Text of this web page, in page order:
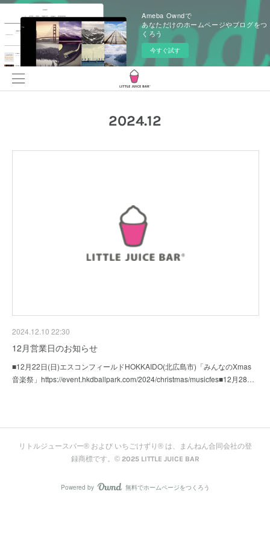
Ameba Owndで
あなただけのホームページやブログをつ
くろう
今すぐ試す
2024.12
2024.12.10 22:30
12月営業日のお知らせ
■12月22日(日)エスコンフィールドHOKKAIDO(北広島市)「みんなのXmas
音楽祭」https://event.hkdballpark.com/2024/christmas/musicfes■12月28…
リトルジュースバー® および いちごけずり® は、まんねん合同会社の登
録商標です。© 2025 LITTLE JUICE BAR
Powered by AmebaOwnd
無料でホームページをつくろう